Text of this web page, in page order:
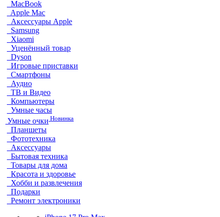
MacBook
Apple Mac
Аксессуары Apple
Samsung
Xiaomi
Уценённый товар
Dyson
Игровые приставки
Смартфоны
Аудио
ТВ и Видео
Компьютеры
Умные часы
Умные очки Новинка
Планшеты
Фототехника
Аксессуары
Бытовая техника
Товары для дома
Красота и здоровье
Хобби и развлечения
Подарки
Ремонт электроники